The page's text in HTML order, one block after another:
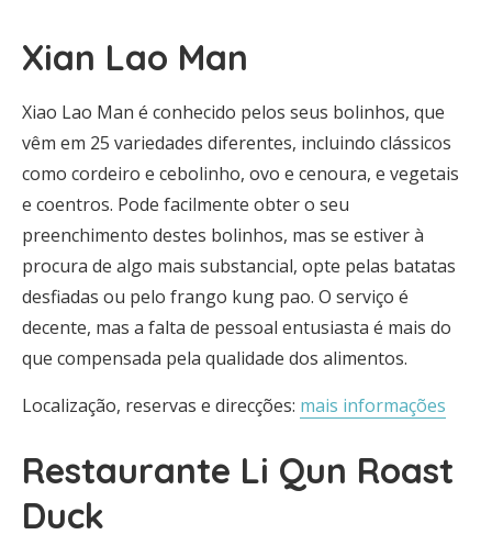
Xian Lao Man
Xiao Lao Man é conhecido pelos seus bolinhos, que
vêm em 25 variedades diferentes, incluindo clássicos
como cordeiro e cebolinho, ovo e cenoura, e vegetais
e coentros. Pode facilmente obter o seu
preenchimento destes bolinhos, mas se estiver à
procura de algo mais substancial, opte pelas batatas
desfiadas ou pelo frango kung pao. O serviço é
decente, mas a falta de pessoal entusiasta é mais do
que compensada pela qualidade dos alimentos.
Localização, reservas e direcções: mais informações
Restaurante Li Qun Roast
Duck